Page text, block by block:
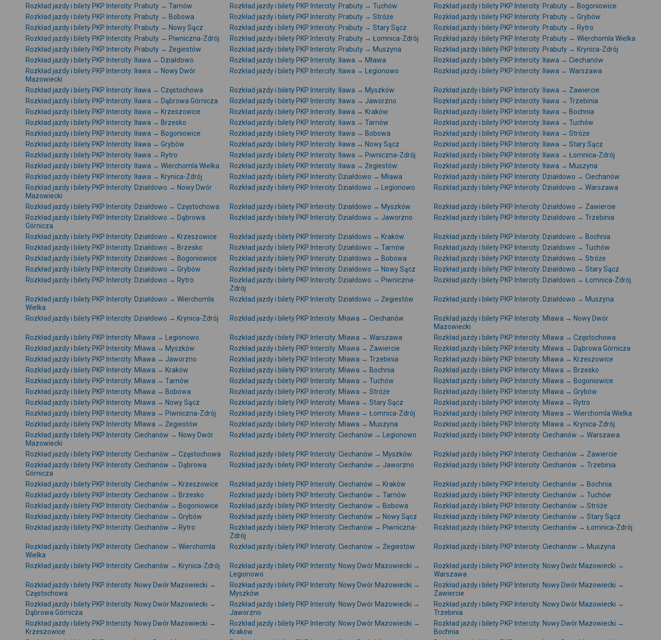
Rozkład jazdy i bilety PKP Intercity: Prabuty → Tarnów
Rozkład jazdy i bilety PKP Intercity: Prabuty → Tuchów
Rozkład jazdy i bilety PKP Intercity: Prabuty → Bogoniowice
Rozkład jazdy i bilety PKP Intercity: Prabuty → Bobowa
Rozkład jazdy i bilety PKP Intercity: Prabuty → Stróże
Rozkład jazdy i bilety PKP Intercity: Prabuty → Grybów
Rozkład jazdy i bilety PKP Intercity: Prabuty → Nowy Sącz
Rozkład jazdy i bilety PKP Intercity: Prabuty → Stary Sącz
Rozkład jazdy i bilety PKP Intercity: Prabuty → Rytro
Rozkład jazdy i bilety PKP Intercity: Prabuty → Piwniczna-Zdrój
Rozkład jazdy i bilety PKP Intercity: Prabuty → Łomnica-Zdrój
Rozkład jazdy i bilety PKP Intercity: Prabuty → Wierchomla Wielka
Rozkład jazdy i bilety PKP Intercity: Prabuty → Żegiestów
Rozkład jazdy i bilety PKP Intercity: Prabuty → Muszyna
Rozkład jazdy i bilety PKP Intercity: Prabuty → Krynica-Zdrój
Rozkład jazdy i bilety PKP Intercity: Iława → Działdowo
Rozkład jazdy i bilety PKP Intercity: Iława → Mława
Rozkład jazdy i bilety PKP Intercity: Iława → Ciechanów
Rozkład jazdy i bilety PKP Intercity: Iława → Nowy Dwór
Mazowiecki
Rozkład jazdy i bilety PKP Intercity: Iława → Legionowo Rozkład jazdy i bilety PKP Intercity: Iława → Warszawa
Rozkład jazdy i bilety PKP Intercity: Iława → Częstochowa Rozkład jazdy i bilety PKP Intercity: Iława → Myszków
Rozkład jazdy i bilety PKP Intercity: Iława → Zawiercie
Rozkład jazdy i bilety PKP Intercity: Iława → Dąbrowa Górnicza
Rozkład jazdy i bilety PKP Intercity: Iława → Jaworzno
Rozkład jazdy i bilety PKP Intercity: Iława → Trzebinia
Rozkład jazdy i bilety PKP Intercity: Iława → Krzeszowice
Rozkład jazdy i bilety PKP Intercity: Iława → Kraków
Rozkład jazdy i bilety PKP Intercity: Iława → Bochnia
Rozkład jazdy i bilety PKP Intercity: Iława → Brzesko
Rozkład jazdy i bilety PKP Intercity: Iława → Tarnów
Rozkład jazdy i bilety PKP Intercity: Iława → Tuchów
Rozkład jazdy i bilety PKP Intercity: Iława → Bogoniowice
Rozkład jazdy i bilety PKP Intercity: Iława → Bobowa
Rozkład jazdy i bilety PKP Intercity: Iława → Stróże
Rozkład jazdy i bilety PKP Intercity: Iława → Grybów
Rozkład jazdy i bilety PKP Intercity: Iława → Nowy Sącz
Rozkład jazdy i bilety PKP Intercity: Iława → Stary Sącz
Rozkład jazdy i bilety PKP Intercity: Iława → Rytro
Rozkład jazdy i bilety PKP Intercity: Iława → Piwniczna-Zdrój
Rozkład jazdy i bilety PKP Intercity: Iława → Łomnica-Zdrój
Rozkład jazdy i bilety PKP Intercity: Iława → Wierchomla Wielka
Rozkład jazdy i bilety PKP Intercity: Iława → Żegiestów
Rozkład jazdy i bilety PKP Intercity: Iława → Muszyna
Rozkład jazdy i bilety PKP Intercity: Iława → Krynica-Zdrój
Rozkład jazdy i bilety PKP Intercity: Działdowo → Mława
Rozkład jazdy i bilety PKP Intercity: Działdowo → Ciechanów
Rozkład jazdy i bilety PKP Intercity: Działdowo → Nowy Dwór
Mazowiecki
Rozkład jazdy i bilety PKP Intercity: Działdowo → Legionowo Rozkład jazdy i bilety PKP Intercity: Działdowo → Warszawa
Rozkład jazdy i bilety PKP Intercity: Działdowo → Częstochowa Rozkład jazdy i bilety PKP Intercity: Działdowo → Myszków
Rozkład jazdy i bilety PKP Intercity: Działdowo → Zawiercie
Rozkład jazdy i bilety PKP Intercity: Działdowo → Dąbrowa
Górnicza
Rozkład jazdy i bilety PKP Intercity: Działdowo → Jaworzno Rozkład jazdy i bilety PKP Intercity: Działdowo → Trzebinia
Rozkład jazdy i bilety PKP Intercity: Działdowo → Krzeszowice Rozkład jazdy i bilety PKP Intercity: Działdowo → Kraków
Rozkład jazdy i bilety PKP Intercity: Działdowo → Bochnia
Rozkład jazdy i bilety PKP Intercity: Działdowo → Brzesko
Rozkład jazdy i bilety PKP Intercity: Działdowo → Tarnów
Rozkład jazdy i bilety PKP Intercity: Działdowo → Tuchów
Rozkład jazdy i bilety PKP Intercity: Działdowo → Bogoniowice
Rozkład jazdy i bilety PKP Intercity: Działdowo → Bobowa
Rozkład jazdy i bilety PKP Intercity: Działdowo → Stróże
Rozkład jazdy i bilety PKP Intercity: Działdowo → Grybów
Rozkład jazdy i bilety PKP Intercity: Działdowo → Nowy Sącz
Rozkład jazdy i bilety PKP Intercity: Działdowo → Stary Sącz
Rozkład jazdy i bilety PKP Intercity: Działdowo → Rytro
Rozkład jazdy i bilety PKP Intercity: Działdowo → Piwniczna-
Zdrój
Rozkład jazdy i bilety PKP Intercity: Działdowo → Łomnica-Zdrój
Rozkład jazdy i bilety PKP Intercity: Działdowo → Wierchomla
Wielka
Rozkład jazdy i bilety PKP Intercity: Działdowo → Żegiestów Rozkład jazdy i bilety PKP Intercity: Działdowo → Muszyna
Rozkład jazdy i bilety PKP Intercity: Działdowo → Krynica-Zdrój Rozkład jazdy i bilety PKP Intercity: Mława → Ciechanów
Rozkład jazdy i bilety PKP Intercity: Mława → Nowy Dwór
Mazowiecki
Rozkład jazdy i bilety PKP Intercity: Mława → Legionowo
Rozkład jazdy i bilety PKP Intercity: Mława → Warszawa
Rozkład jazdy i bilety PKP Intercity: Mława → Częstochowa
Rozkład jazdy i bilety PKP Intercity: Mława → Myszków
Rozkład jazdy i bilety PKP Intercity: Mława → Zawiercie
Rozkład jazdy i bilety PKP Intercity: Mława → Dąbrowa Górnicza
Rozkład jazdy i bilety PKP Intercity: Mława → Jaworzno
Rozkład jazdy i bilety PKP Intercity: Mława → Trzebinia
Rozkład jazdy i bilety PKP Intercity: Mława → Krzeszowice
Rozkład jazdy i bilety PKP Intercity: Mława → Kraków
Rozkład jazdy i bilety PKP Intercity: Mława → Bochnia
Rozkład jazdy i bilety PKP Intercity: Mława → Brzesko
Rozkład jazdy i bilety PKP Intercity: Mława → Tarnów
Rozkład jazdy i bilety PKP Intercity: Mława → Tuchów
Rozkład jazdy i bilety PKP Intercity: Mława → Bogoniowice
Rozkład jazdy i bilety PKP Intercity: Mława → Bobowa
Rozkład jazdy i bilety PKP Intercity: Mława → Stróże
Rozkład jazdy i bilety PKP Intercity: Mława → Grybów
Rozkład jazdy i bilety PKP Intercity: Mława → Nowy Sącz
Rozkład jazdy i bilety PKP Intercity: Mława → Stary Sącz
Rozkład jazdy i bilety PKP Intercity: Mława → Rytro
Rozkład jazdy i bilety PKP Intercity: Mława → Piwniczna-Zdrój
Rozkład jazdy i bilety PKP Intercity: Mława → Łomnica-Zdrój
Rozkład jazdy i bilety PKP Intercity: Mława → Wierchomla Wielka
Rozkład jazdy i bilety PKP Intercity: Mława → Żegiestów
Rozkład jazdy i bilety PKP Intercity: Mława → Muszyna
Rozkład jazdy i bilety PKP Intercity: Mława → Krynica-Zdrój
Rozkład jazdy i bilety PKP Intercity: Ciechanów → Nowy Dwór
Mazowiecki
Rozkład jazdy i bilety PKP Intercity: Ciechanów → Legionowo Rozkład jazdy i bilety PKP Intercity: Ciechanów → Warszawa
Rozkład jazdy i bilety PKP Intercity: Ciechanów → Częstochowa Rozkład jazdy i bilety PKP Intercity: Ciechanów → Myszków
Rozkład jazdy i bilety PKP Intercity: Ciechanów → Zawiercie
Rozkład jazdy i bilety PKP Intercity: Ciechanów → Dąbrowa
Górnicza
Rozkład jazdy i bilety PKP Intercity: Ciechanów → Jaworzno Rozkład jazdy i bilety PKP Intercity: Ciechanów → Trzebinia
Rozkład jazdy i bilety PKP Intercity: Ciechanów → Krzeszowice Rozkład jazdy i bilety PKP Intercity: Ciechanów → Kraków
Rozkład jazdy i bilety PKP Intercity: Ciechanów → Bochnia
Rozkład jazdy i bilety PKP Intercity: Ciechanów → Brzesko
Rozkład jazdy i bilety PKP Intercity: Ciechanów → Tarnów
Rozkład jazdy i bilety PKP Intercity: Ciechanów → Tuchów
Rozkład jazdy i bilety PKP Intercity: Ciechanów → Bogoniowice
Rozkład jazdy i bilety PKP Intercity: Ciechanów → Bobowa
Rozkład jazdy i bilety PKP Intercity: Ciechanów → Stróże
Rozkład jazdy i bilety PKP Intercity: Ciechanów → Grybów
Rozkład jazdy i bilety PKP Intercity: Ciechanów → Nowy Sącz
Rozkład jazdy i bilety PKP Intercity: Ciechanów → Stary Sącz
Rozkład jazdy i bilety PKP Intercity: Ciechanów → Rytro
Rozkład jazdy i bilety PKP Intercity: Ciechanów → Piwniczna-
Zdrój
Rozkład jazdy i bilety PKP Intercity: Ciechanów → Łomnica-Zdrój
Rozkład jazdy i bilety PKP Intercity: Ciechanów → Wierchomla
Wielka
Rozkład jazdy i bilety PKP Intercity: Ciechanów → Żegiestów Rozkład jazdy i bilety PKP Intercity: Ciechanów → Muszyna
Rozkład jazdy i bilety PKP Intercity: Ciechanów → Krynica-Zdrój
Rozkład jazdy i bilety PKP Intercity: Nowy Dwór Mazowiecki →
Legionowo
Rozkład jazdy i bilety PKP Intercity: Nowy Dwór Mazowiecki →
Warszawa
Rozkład jazdy i bilety PKP Intercity: Nowy Dwór Mazowiecki →
Częstochowa
Rozkład jazdy i bilety PKP Intercity: Nowy Dwór Mazowiecki →
Myszków
Rozkład jazdy i bilety PKP Intercity: Nowy Dwór Mazowiecki →
Zawiercie
Rozkład jazdy i bilety PKP Intercity: Nowy Dwór Mazowiecki →
Dąbrowa Górnicza
Rozkład jazdy i bilety PKP Intercity: Nowy Dwór Mazowiecki →
Jaworzno
Rozkład jazdy i bilety PKP Intercity: Nowy Dwór Mazowiecki →
Trzebinia
Rozkład jazdy i bilety PKP Intercity: Nowy Dwór Mazowiecki →
Krzeszowice
Rozkład jazdy i bilety PKP Intercity: Nowy Dwór Mazowiecki →
Kraków
Rozkład jazdy i bilety PKP Intercity: Nowy Dwór Mazowiecki →
Bochnia